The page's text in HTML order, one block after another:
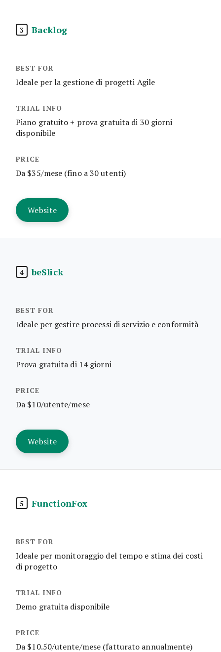
3 Backlog
Ideale per la gestione di progetti Agile
Piano gratuito + prova gratuita di 30 giorni
disponibile
Da $35/mese (fino a 30 utenti)
Website
4 beSlick
Ideale per gestire processi di servizio e conformità
Prova gratuita di 14 giorni
Da $10/utente/mese
Website
5 FunctionFox
Ideale per monitoraggio del tempo e stima dei costi
di progetto
Demo gratuita disponibile
Da $10.50/utente/mese (fatturato annualmente)